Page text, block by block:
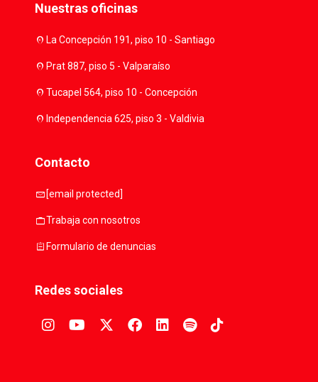
Nuestras oficinas
location_onLa Concepción 191, piso 10 - Santiago
location_onPrat 887, piso 5 - Valparaíso
location_onTucapel 564, piso 10 - Concepción
location_onIndependencia 625, piso 3 - Valdivia
Contacto
mail [email protected]
workTrabaja con nosotros
assignmentFormulario de denuncias
Redes sociales